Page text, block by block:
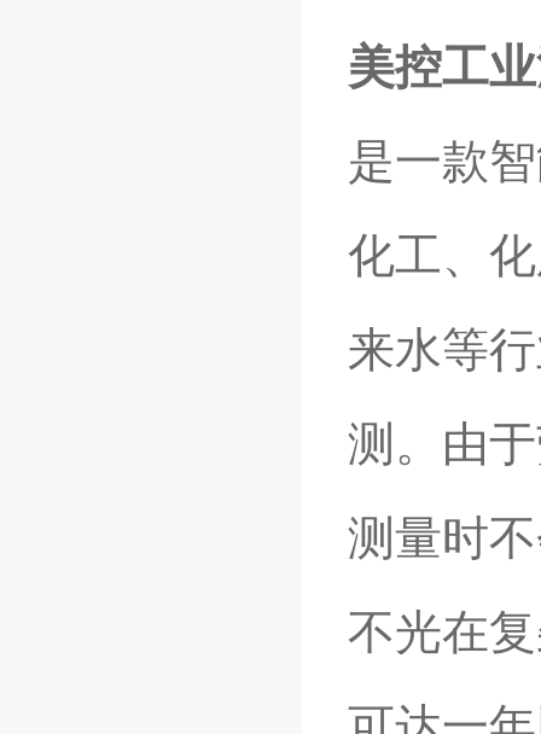
美控工
是一款
化工、
来水等
测。由
测量时
不光在